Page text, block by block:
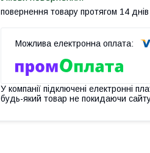
повернення товару протягом 14 днів
У компанії підключені електронні
будь-який товар не покидаючи